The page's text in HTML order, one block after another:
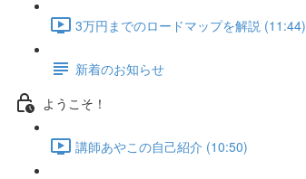
3万円までのロードマップを解説 (11:44)
新着のお知らせ
ようこそ！
講師あやこの自己紹介 (10:50)